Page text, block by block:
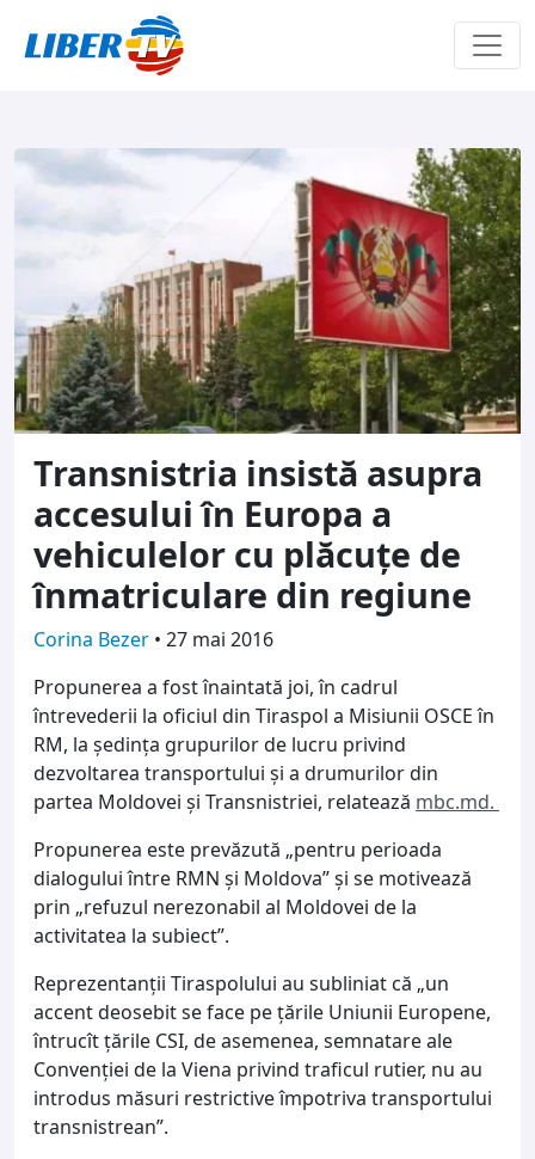
Transnistria insistă asupra
accesului în Europa a
vehiculelor cu plăcuţe de
înmatriculare din regiune
Corina Bezer • 27 mai 2016
Propunerea a fost înaintată joi, în cadrul
întrevederii la oficiul din Tiraspol a Misiunii OSCE în
RM, la şedinţa grupurilor de lucru privind
dezvoltarea transportului şi a drumurilor din
partea Moldovei şi Transnistriei, relatează mbc.md.
Propunerea este prevăzută „pentru perioada
dialogului între RMN şi Moldova” şi se motivează
prin „refuzul nerezonabil al Moldovei de la
activitatea la subiect”.
Reprezentanţii Tiraspolului au subliniat că „un
accent deosebit se face pe ţările Uniunii Europene,
întrucît ţările CSI, de asemenea, semnatare ale
Convenţiei de la Viena privind traficul rutier, nu au
introdus măsuri restrictive împotriva transportului
transnistrean”.